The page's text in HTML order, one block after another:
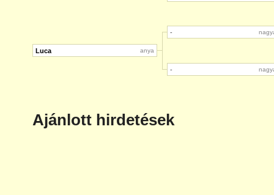
Luca anya
-
-
Ajánlott hirdetések